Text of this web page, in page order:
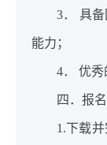
3． 具
能力；
4． 优秀
四．报名
1.下载